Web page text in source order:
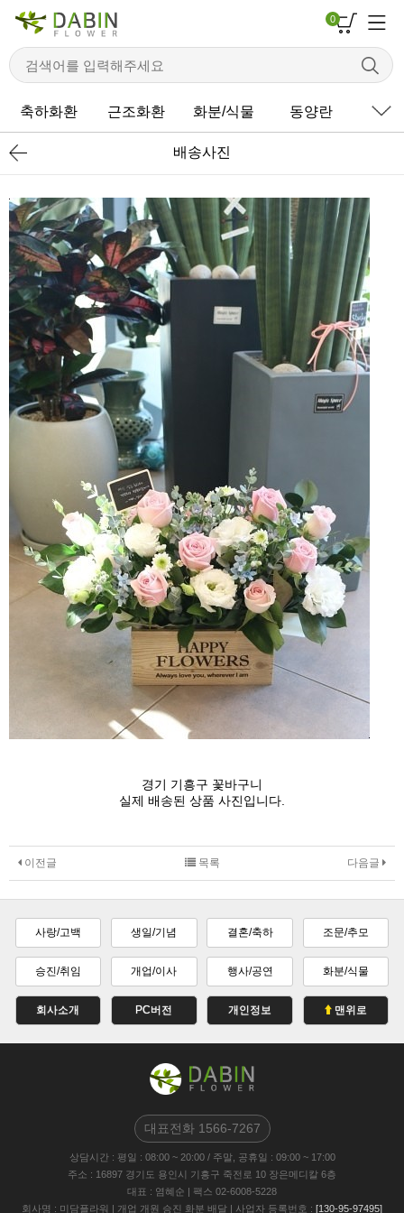
0
축하화환 근조화환 화분/식물 동양란 서
배송사진
본문
경기 기흥구 꽃바구니
실제 배송된 상품 사진입니다.
이전글 다음글
목록
사랑/고백 생일/기념 결혼/축하 조문/추모
승진/취임 개업/이사 행사/공연 화분/식물
회사소개 PC버전 개인정보 맨위로
대표전화1566-7267
상담시간 : 평일 : 08:00 ~ 20:00 / 주말, 공휴일 : 09:00 ~ 17:00
주소 : 16897 경기도 용인시 기흥구 죽전로 10 장은메디칼 6층
대표 : 염혜순 | 팩스 02-6008-5228
회사명 : 미담플라워 | 개업 개원 승진 화분 배달 | 사업자 등록번호 : [130-95-97495]